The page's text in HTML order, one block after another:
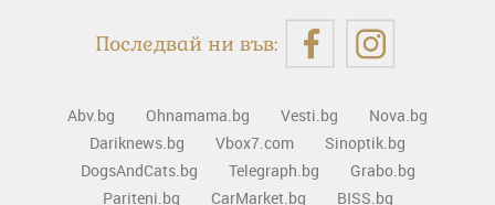
Последвай ни във:
Abv.bg Ohnamama.bg Vesti.bg
Nova.bg
Dariknews.bg
Vbox7.com
Sinoptik.bg
DogsAndCats.bg
Telegraph.bg
Grabo.bg
Pariteni.bg
CarMarket.bg BISS.bg